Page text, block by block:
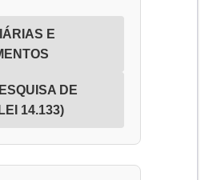
E
DE
14.133)